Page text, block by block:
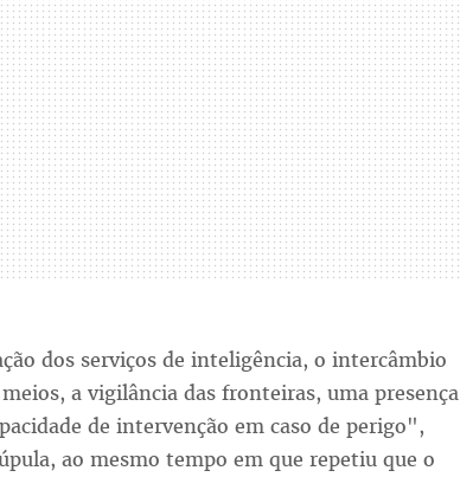
dos serviços de inteligência, o intercâmbio
a vigilância das fronteiras, uma presença
de intervenção em caso de perigo",
ao mesmo tempo em que repetiu que o